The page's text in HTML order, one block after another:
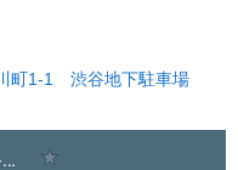
町1-1 渋谷地下駐車場